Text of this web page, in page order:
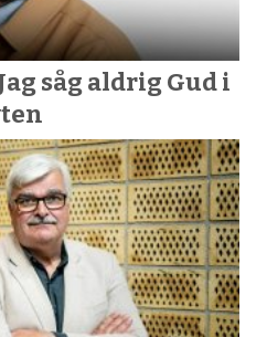
såg aldrig Gud i